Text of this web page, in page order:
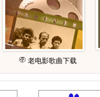
老电影歌曲下载